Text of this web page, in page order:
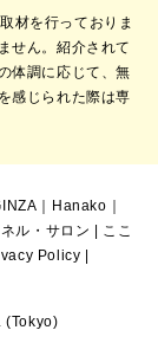
材を行っておりま
せん。紹介されて
体調に応じて、無
感じられた際は専
Hanako
ル・サロン
ここ
Policy
(Tokyo)